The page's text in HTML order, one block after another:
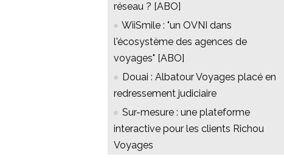
réseau ? [ABO]
WiiSmile : "un OVNI dans
l'écosystème des agences de
voyages" [ABO]
Douai : Albatour Voyages placé en
redressement judiciaire
Sur-mesure : une plateforme
interactive pour les clients Richou
Voyages